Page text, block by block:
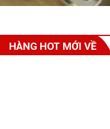
HÀNG HOT MỚI VỀ